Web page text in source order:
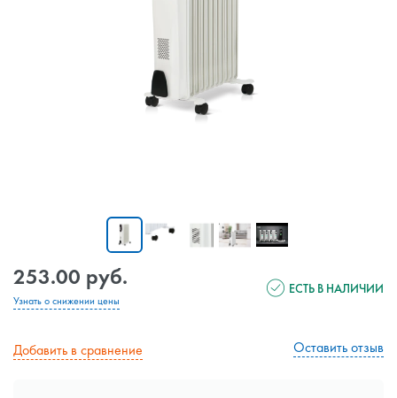
253.00 руб.
Узнать о снижении цены
ЕСТЬ В НАЛИЧИИ
Добавить в сравнение Оставить отзыв